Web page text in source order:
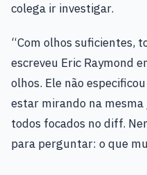
colega ir investigar.
“Com olhos suficientes,
escreveu Eric Raymond
olhos. Ele não
estar mirando na mesma
todos focados no diff.
para perguntar: o que